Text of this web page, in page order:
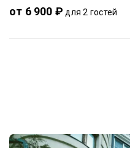
от 6 900 ₽ для 2 гостей